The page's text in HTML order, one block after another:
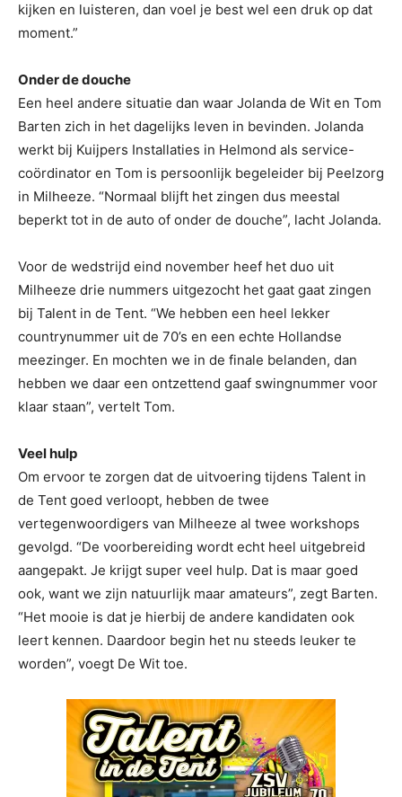
kijken en luisteren, dan voel je best wel een druk op dat
moment.”
Onder de douche
Een heel andere situatie dan waar Jolanda de Wit en Tom
Barten zich in het dagelijks leven in bevinden. Jolanda
werkt bij Kuijpers Installaties in Helmond als service-
coördinator en Tom is persoonlijk begeleider bij Peelzorg
in Milheeze. “Normaal blijft het zingen dus meestal
beperkt tot in de auto of onder de douche”, lacht Jolanda.
Voor de wedstrijd eind november heef het duo uit
Milheeze drie nummers uitgezocht het gaat gaat zingen
bij Talent in de Tent. “We hebben een heel lekker
countrynummer uit de 70’s en een echte Hollandse
meezinger. En mochten we in de finale belanden, dan
hebben we daar een ontzettend gaaf swingnummer voor
klaar staan”, vertelt Tom.
Veel hulp
Om ervoor te zorgen dat de uitvoering tijdens Talent in
de Tent goed verloopt, hebben de twee
vertegenwoordigers van Milheeze al twee workshops
gevolgd. “De voorbereiding wordt echt heel uitgebreid
aangepakt. Je krijgt super veel hulp. Dat is maar goed
ook, want we zijn natuurlijk maar amateurs”, zegt Barten.
“Het mooie is dat je hierbij de andere kandidaten ook
leert kennen. Daardoor begin het nu steeds leuker te
worden”, voegt De Wit toe.